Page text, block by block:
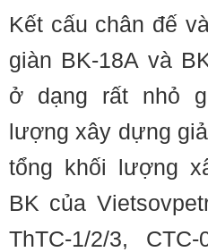
Kết cấu chân đế
giàn BK-18A và
ở dạng rất nhỏ
lượng xây dựng
tổng khối lượng
BK của
ThTC-1/2/3,